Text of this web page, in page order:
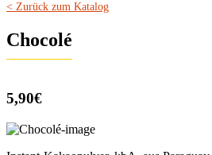
< Zurück zum Katalog
Chocolé
5,90€